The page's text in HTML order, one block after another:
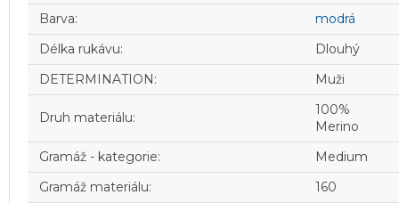
Barva:
modrá
Délka rukávu:
Dlouhý
DETERMINATION: Muži
Druh materiálu:
100%
Merino
Gramáž - kategorie:
Medium
Gramáž materiálu:
160